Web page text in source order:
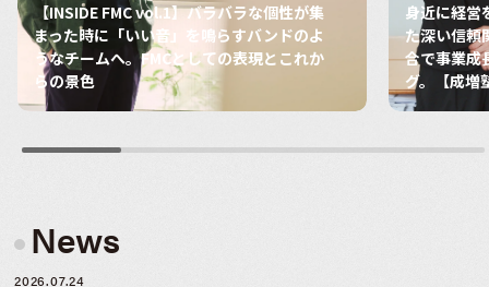
【INSIDE FMC vol.1】バラバラな個性が集
まった時に「いい音」を鳴らすバンドのよ
うなチームへ。FMCとしての表現とこれか
らの景色
身近に経営
た深い信頼
合で事業成
グ。【成増
News
2026.07.24